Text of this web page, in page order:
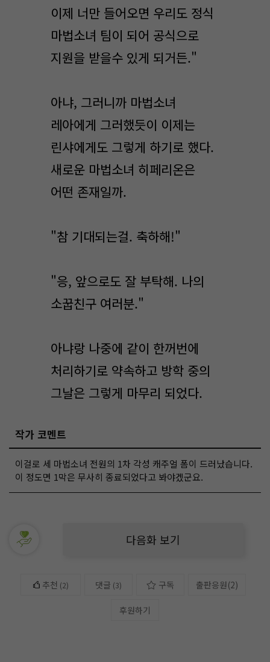
이제 너만 들어오면 우리도 정식
마법소녀 팀이 되어 공식으로
지원을 받을수 있게 되거든."
아냐, 그러니까 마법소녀
레아에게 그러했듯이 이제는
린샤에게도 그렇게 하기로 했다.
새로운 마법소녀 히페리온은
어떤 존재일까.
"참 기대되는걸. 축하해!"
"응, 앞으로도 잘 부탁해. 나의
소꿉친구 여러분."
아냐랑 나중에 같이 한꺼번에
처리하기로 약속하고 방학 중의
그날은 그렇게 마무리 되었다.
작가 코멘트
이걸로 세 마법소녀 전원의 1차 각성 캐주얼 폼이 드러났습니다.
이 정도면 1막은 무사히 종료되었다고 봐야겠군요.
다음화 보기
추천 (2) 댓글 (3) 구독 출판응원(2)
후원하기